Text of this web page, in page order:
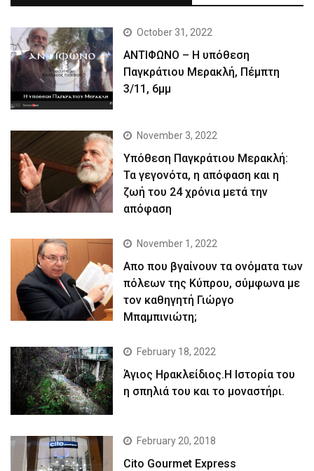
October 31, 2022
ΑΝΤΙΦΩΝΟ – Η υπόθεση
Παγκράτιου Μερακλή, Πέμπτη
3/11, 6μμ
November 3, 2022
Yπόθεση Παγκράτιου Μερακλή:
Τα γεγονότα, η απόφαση και η
ζωή του 24 χρόνια μετά την
απόφαση
November 1, 2022
Απο που βγαίνουν τα ονόματα των
πόλεων της Κύπρου, σύμφωνα με
τον καθηγητή Γιώργο
Μπαμπινιώτη;
February 18, 2022
Άγιος Ηρακλείδιος.Η Ιστορία του
η σπηλιά του και το μοναστήρι.
February 20, 2018
Cito Gourmet Express